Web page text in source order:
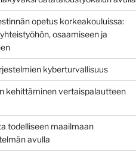
opetus korkeakouluissa:
osaamiseen ja
kyberturvallisuus
kehittäminen vertaispalautteen
todelliseen maailmaan
avulla